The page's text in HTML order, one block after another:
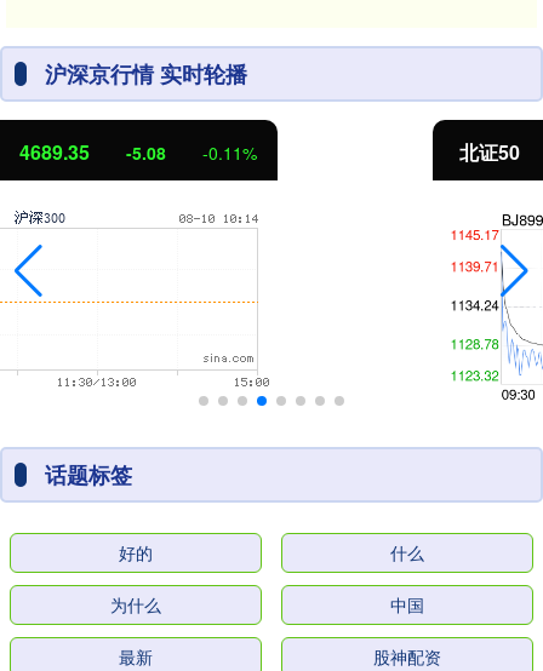
沪深京行情 实时轮播
北证50 1126.30
话题标签
好的 什么
为什么 中国
最新 股神配资